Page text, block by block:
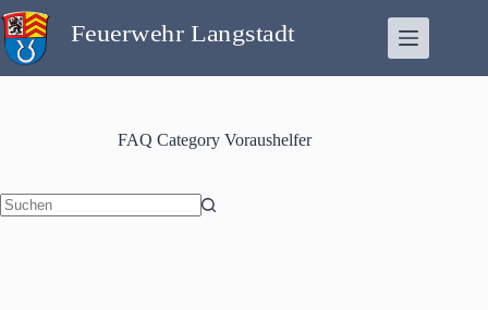
Zum
Inhalt
springen
FAQ Category Voraushelfer